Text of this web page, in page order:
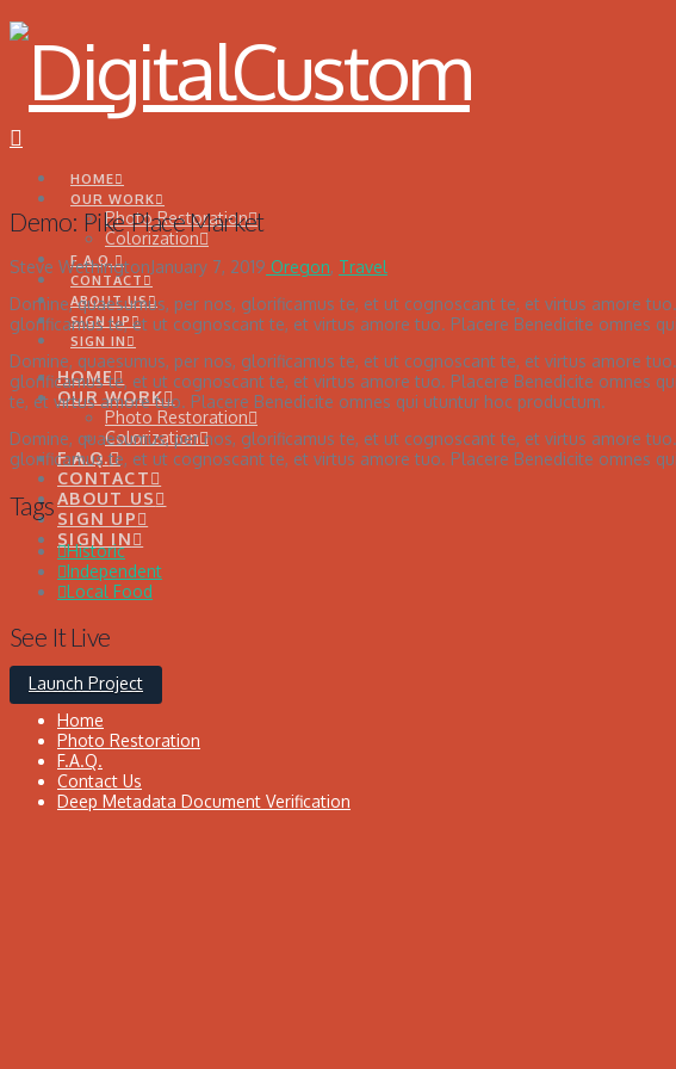
HOME
OUR WORK
Photo Restoration
Colorization
F.A.Q.
CONTACT
ABOUT US
SIGN UP
SIGN IN
HOME
OUR WORK
Photo Restoration
Colorization
F.A.Q.
CONTACT
ABOUT US
SIGN UP
SIGN IN
Demo: Pike Place Market
Steve WethingtonJanuary 7, 2019 Oregon, Travel
Domine, quaesumus, per nos, glorificamus te, et ut cognoscant te, et virtus amore
glorificamus te, et ut cognoscant te, et virtus amore tuo. Placere Benedicite omnes
Domine, quaesumus, per nos, glorificamus te, et ut cognoscant te, et virtus amore
glorificamus te, et ut cognoscant te, et virtus amore tuo. Placere Benedicite omnes
te, et virtus amore tuo. Placere Benedicite omnes qui utuntur hoc productum.
Domine, quaesumus, per nos, glorificamus te, et ut cognoscant te, et virtus amore
glorificamus te, et ut cognoscant te, et virtus amore tuo. Placere Benedicite omnes
Tags
Historic
Independent
Local Food
See It Live
Launch Project
Home
Photo Restoration
F.A.Q.
Contact Us
Deep Metadata Document Verification